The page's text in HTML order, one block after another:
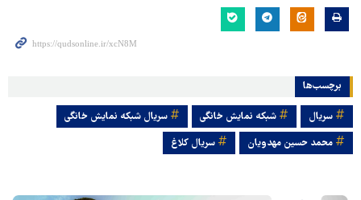
برچسب‌ها
سریال شبکه نمایش خانگی
سریال شبکه نمایش خانگی
محمد حسین مهدویان
سریال کلاغ